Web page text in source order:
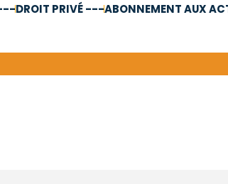
DROIT PRIVÉ ---ABONNEMENT AUX